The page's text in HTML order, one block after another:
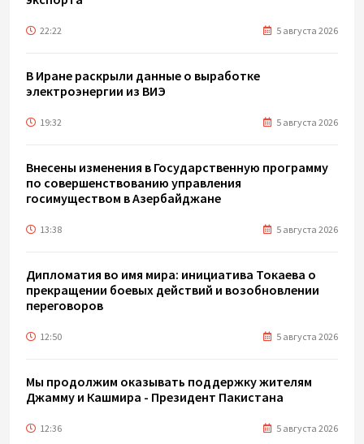
22:22 5 августа 2026
В Иране раскрыли данные о выработке
электроэнергии из ВИЭ
19:32 5 августа 2026
Внесены изменения в Государственную программу
по совершенствованию управления
госимуществом в Азербайджане
13:38 5 августа 2026
Дипломатия во имя мира: инициатива Токаева о
прекращении боевых действий и возобновлении
переговоров
12:50 5 августа 2026
Мы продолжим оказывать поддержку жителям
Джамму и Кашмира - Президент Пакистана
12:36 5 августа 2026